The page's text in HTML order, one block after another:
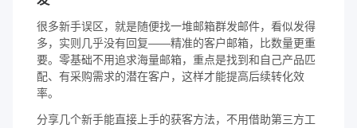
很多新手误区，就是随便找一堆邮箱群发邮件，看似发得
多，实则几乎没有回复——精准的客户邮箱，比数量更重
要。零基础不用追求海量邮箱，重点是找到和自己产品匹
配、有采购需求的潜在客户，这样才能提高后续转化效
率。
分享几个新手能直接上手的获客方法，不用借助第三方工